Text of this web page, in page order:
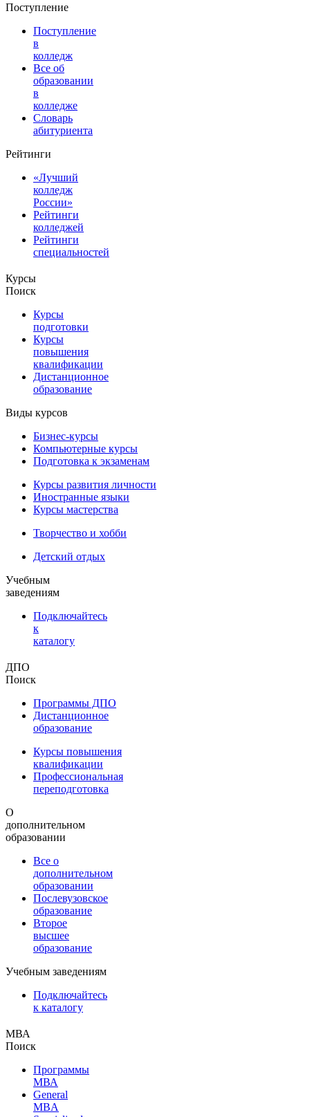
Поступление
Поступление
в
колледж
Все об
образовании
в
колледже
Словарь
абитуриента
Рейтинги
«Лучший
колледж
России»
Рейтинги
колледжей
Рейтинги
специальностей
Курсы
Поиск
Курсы
подготовки
Курсы
повышения
квалификации
Дистанционное
образование
Виды курсов
Бизнес-курсы
Компьютерные курсы
Подготовка к экзаменам
Курсы развития личности
Иностранные языки
Курсы мастерства
Творчество и хобби
Детский отдых
Учебным
заведениям
Подключайтесь
к
каталогу
ДПО
Поиск
Программы ДПО
Дистанционное
образование
Курсы повышения
квалификации
Профессиональная
переподготовка
О
дополнительном
образовании
Все о
дополнительном
образовании
Послевузовское
образование
Второе
высшее
образование
Учебным заведениям
Подключайтесь
к каталогу
МВА
Поиск
Программы
МВА
General
MBA